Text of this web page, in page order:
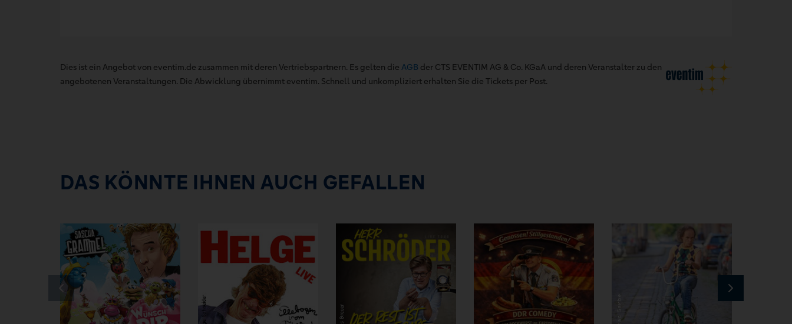
Dies ist ein Angebot von eventim.de zusammen mit deren Vertriebspartnern. Es gelten die AGB der CTS EVENTIM AG & Co. KGaA und deren Veranstalter zu den
angebotenen Veranstaltungen. Die Abwicklung übernimmt eventim. Schnell und unkompliziert erhalten Sie die Tickets per Post.
DAS KÖNNTE IHNEN AUCH GEFALLEN